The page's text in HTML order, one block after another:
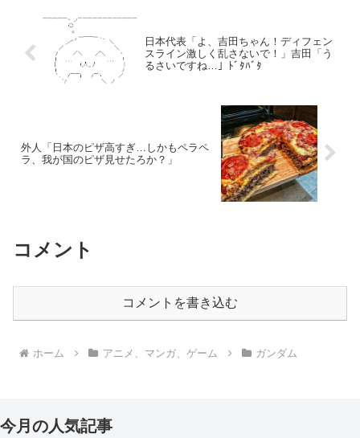
日本代表「よ、吉田ちゃん！ディフェン
スライン激しく乱さないで！」吉田「う
るさいですね…」ﾄﾞﾀﾊﾞﾀ
外人「日本のピザ高すぎ…しかもペラペ
ラ、我が国のピザ見せたろか？」
コメント
コメントを書き込む
ホーム アニメ、マンガ、ゲーム ガンダム
今月の人気記事